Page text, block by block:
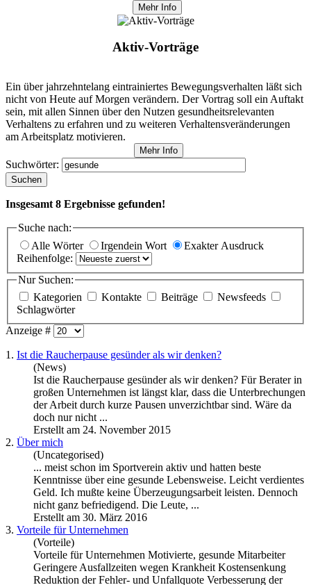
Mehr Info
Aktiv-Vorträge
Ein über jahrzehntelang eintrainiertes Bewegungsverhalten läßt sich
nicht von Heute auf Morgen verändern. Der Vortrag soll ein Auftakt
sein, mit allen Sinnen über den Nutzen gesundheitsrelevanten
Verhaltens zu erfahren und zu weiteren Verhaltensveränderungen
am Arbeitsplatz motivieren.
Mehr Info
Suchwörter:
Suchen
Insgesamt 8 Ergebnisse gefunden!
Suche nach:
Alle Wörter
Irgendein Wort
Exakter Ausdruck
Reihenfolge:
Nur Suchen:
Kategorien
Kontakte Beiträge
Newsfeeds
Schlagwörter
Anzeige #
1. Ist die Raucherpause gesünder als wir denken?
(News)
Ist die Raucherpause gesünder als wir denken? Für Berater in
großen Unternehmen ist längst klar, dass die Unterbrechungen
der Arbeit durch kurze Pausen unverzichtbar sind. Wäre da
doch nur nicht ...
Erstellt am 24. November 2015
2. Über mich
(Uncategorised)
... meist schon im Sportverein aktiv und hatten beste
Kenntnisse über eine gesunde Lebensweise. Leicht verdientes
Geld. Ich mußte keine Überzeugungsarbeit leisten. Dennoch
nicht ganz befriedigend. Die Leute, ...
Erstellt am 30. März 2016
3. Vorteile für Unternehmen
(Vorteile)
Vorteile für Unternehmen Motivierte, gesunde Mitarbeiter
Geringere Ausfallzeiten wegen Krankheit Kostensenkung
Reduktion der Fehler- und Unfallquote Verbesserung der